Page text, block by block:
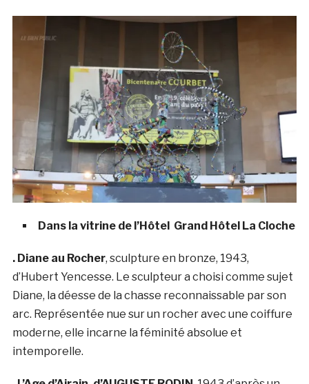
Dans la vitrine de l’Hôtel Grand Hôtel La Cloche
. Diane au Rocher, sculpture en bronze, 1943,
d’Hubert Yencesse. Le sculpteur a choisi comme sujet
Diane, la déesse de la chasse reconnaissable par son
arc. Représentée nue sur un rocher avec une coiffure
moderne, elle incarne la féminité absolue et
intemporelle.